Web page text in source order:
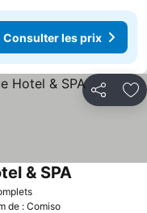
Consulter les prix
Partager
Consulter les prix
& SPAConsulter
de : Comiso